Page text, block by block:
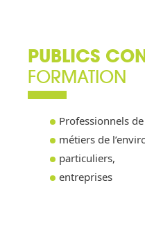
PUBLICS
FORMATION
Professionnels de
métiers de
particuliers,
entreprises